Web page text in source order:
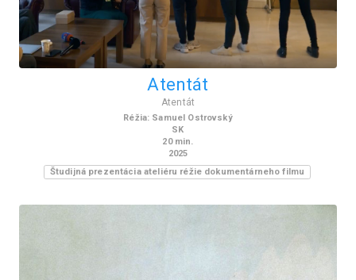
Atentát
Atentát
Réžia: Samuel Ostrovský
SK
20 min.
2025
Študijná prezentácia ateliéru réžie dokumentárneho filmu